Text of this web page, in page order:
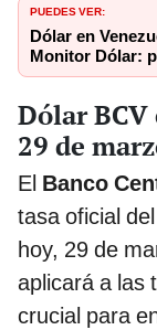
PUEDES VER:
Dólar en
Monitor Dólar:
Dólar BCV
29 de
El Banco
tasa oficial
hoy, 29 de
aplicará a las
crucial para